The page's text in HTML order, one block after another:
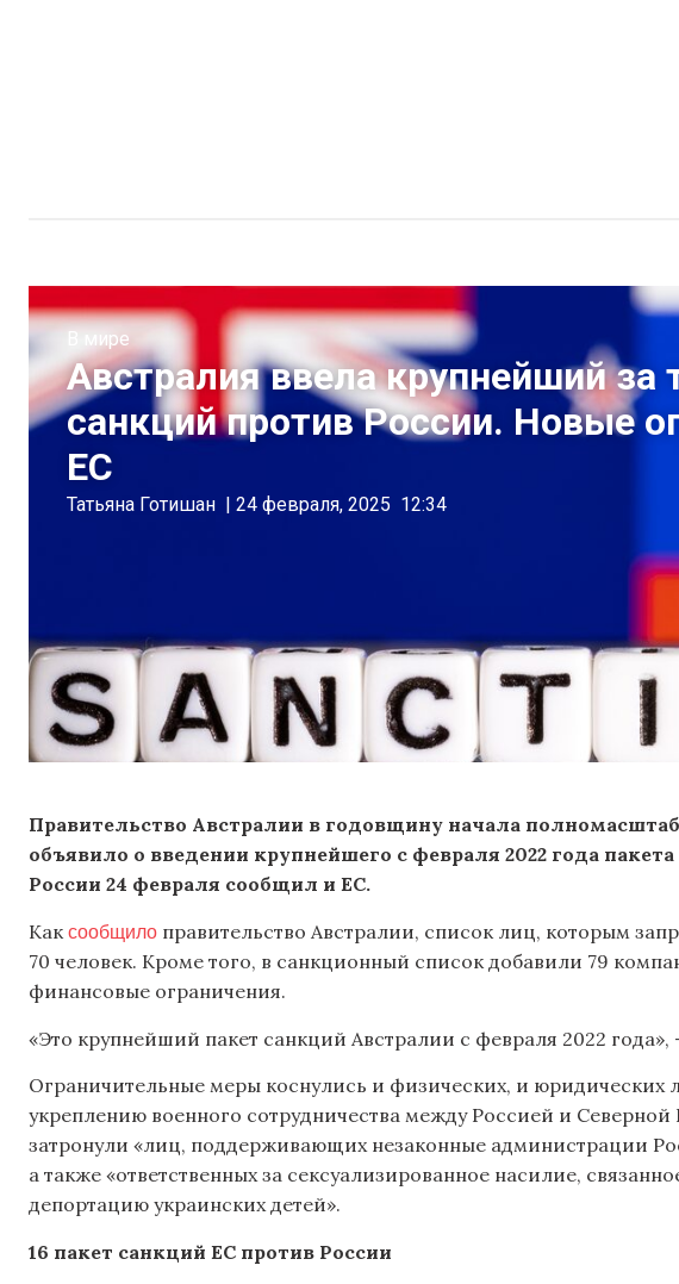
В мире
Австралия ввела крупнейший за
санкций против России. Новые
ЕС
Татьяна Готишан | 24 февраля, 2025 12:34
Правительство Австралии в годовщину начала
объявило о введении крупнейшего с февраля 2022 года
России 24 февраля сообщил и ЕС.
Каксообщило правительство Австралии, список лиц, которым
70 человек. Кроме того, в санкционный список добавили 79
финансовые ограничения.
«Это крупнейший пакет санкций Австралии с февраля 2022 года»,
Ограничительные меры коснулись и физических, и юридических
укреплению военного сотрудничества между Россией и
затронули «лиц, поддерживающих незаконные администрации
а также «ответственных за сексуализированное насилие,
депортацию украинских детей».
16 пакет санкций ЕС против России